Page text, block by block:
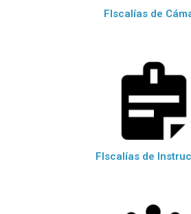
FIscalías de
FIscalías de